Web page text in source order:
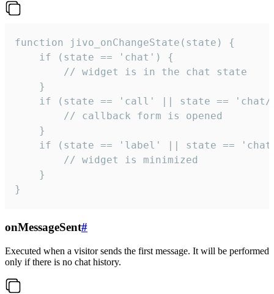
function jivo_onChangeState(state) {
    if (state == 'chat') {
        // widget is in the chat state
    }
if (state == 'call' || state ==
        // callback form is opened
    }
if (state == 'label' || state ==
        // widget is minimized
    }
}
onMessageSent#
Executed when a visitor sends the first message. It will be performed
only if there is no chat history.